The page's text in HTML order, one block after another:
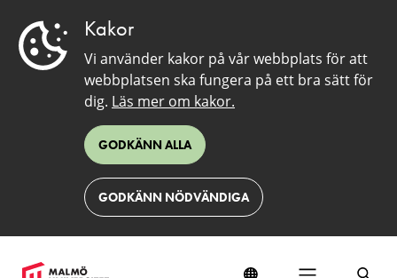
Kakor
Vi använder kakor på vår webbplats för att
webbplatsen ska fungera på ett bra sätt för
dig. Läs mer om kakor.
GODKÄNN ALLA
GODKÄNN NÖDVÄNDIGA